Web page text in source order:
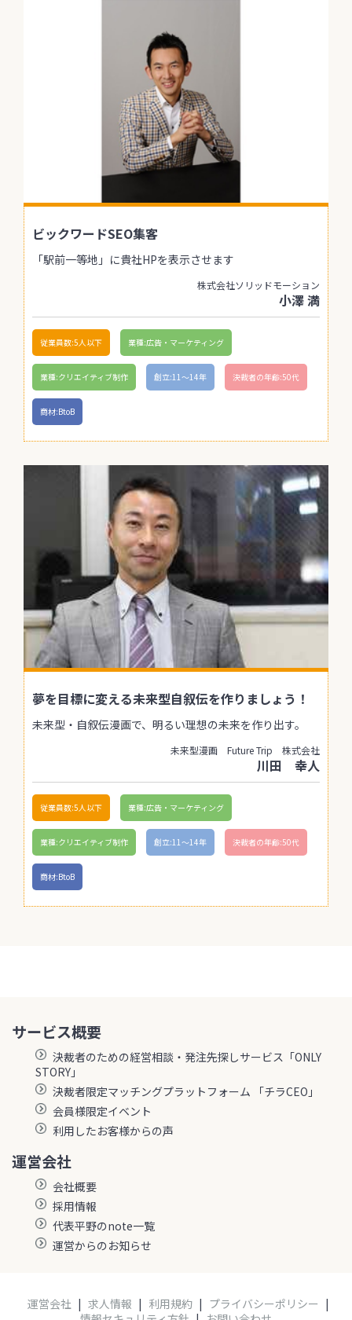
ビックワードSEO集客
「駅前一等地」に貴社HPを表示させます
株式会社ソリッドモーション
小澤 満
従業員数:5人以下 業種:広告・マーケティング
業種:クリエイティブ制作 創立:11〜14年 決裁者の年齢:50代
商材:BtoB
夢を目標に変える未来型自叙伝を作りましょう！
未来型・自叙伝漫画で、明るい理想の未来を作り出す。
未来型漫画 Future Trip 株式会社
川田 幸人
従業員数:5人以下 業種:広告・マーケティング
業種:クリエイティブ制作 創立:11〜14年 決裁者の年齢:50代
商材:BtoB
サービス概要
決裁者のための経営相談・発注先探しサービス「ONLY
STORY」
決裁者限定マッチングプラットフォーム 「チラCEO」
会員様限定イベント
利用したお客様からの声
運営会社
会社概要
採用情報
代表平野のnote一覧
運営からのお知らせ
運営会社 | 求人情報 | 利用規約 | プライバシーポリシー |